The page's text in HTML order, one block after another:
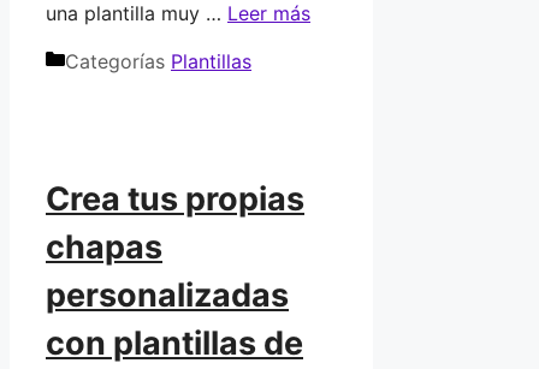
una plantilla muy … Leer más
Categorías Plantillas
Crea tus propias
chapas
personalizadas
con plantillas de